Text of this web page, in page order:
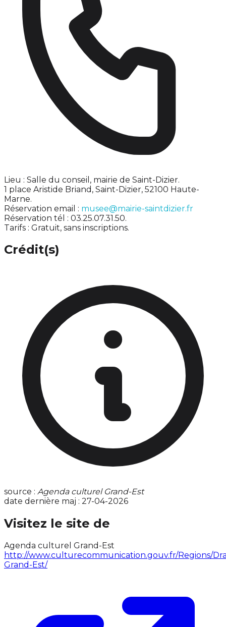
Lieu : Salle du conseil, mairie de Saint-Dizier.
1 place Aristide Briand, Saint-Dizier, 52100 Haute-
Marne.
Réservation email : musee@mairie-saintdizier.fr
Réservation tél : 03.25.07.31.50.
Tarifs : Gratuit, sans inscriptions.
Crédit(s)
source : Agenda culturel Grand-Est
date dernière maj : 27-04-2026
Visitez le site de
Agenda culturel Grand-Est
http://www.culturecommunication.gouv.fr/Regions/
Grand-Est/